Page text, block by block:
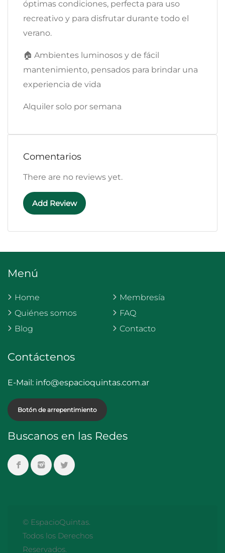
óptimas condiciones, perfecta para uso
recreativo y para disfrutar durante todo el
verano.
🏠 Ambientes luminosos y de fácil
mantenimiento, pensados para brindar una
experiencia de vida
Alquiler solo por semana
Comentarios
There are no reviews yet.
Add Review
Menú
Home
Quiénes somos
Blog
Membresía
FAQ
Contacto
Contáctenos
E-Mail: info@espacioquintas.com.ar
Botón de arrepentimiento
Buscanos en las Redes
© EspacioQuintas.
Todos los Derechos
Reservados.